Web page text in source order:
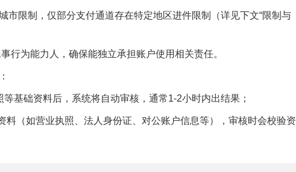
市限制，仅部分支付通道存在特定地区进件限制（详见下文“限制与
事行为能力人，确保能独立承担账户使用相关责任。
基础资料后，系统将自动审核，通常1-2小时内出结果；
（如营业执照、法人身份证、对公账户信息等），审核时会校验资